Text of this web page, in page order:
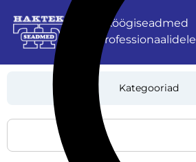
Köögiseadmed
professionaalidele
Kategooriad